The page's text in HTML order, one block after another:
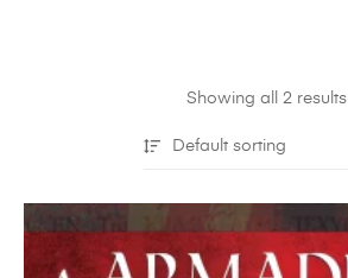
Showing all 2 results
Default sorting